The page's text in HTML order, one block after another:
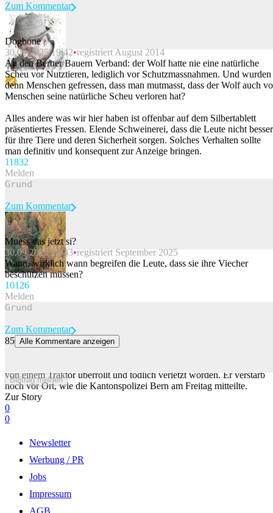
Beitrag melden
Zum Kommentar
Dogbone
30.09.2025 19:42 registriert August 2014
An den Berner Bauern Verband: der Wolf hatte nie eine natürliche
Scheu vor Nutztieren, lediglich vor Schutzmassnahmen. Und wurden
denn Menschen gefressen, dass man mutmasst, dass der Wolf auch
Menschen seine natürliche Scheu verloren hat?
Alles andere was wir hier haben ist offenbar auf dem Silbertablett
präsentiertes Fressen. Elende Schweinerei, dass die Leute nicht besser
für ihre Tiere und deren Sicherheit sorgen. Solches Verhalten sollte
man definitiv und konsequent zur Anzeige bringen.
11832
Melden
Beitrag melden
Zum Kommentar
Muess das jetzt si?
30.09.2025 19:43 registriert September 2025
Wann, wirklich wann begreifen die Leute, dass sie ihre Viecher
beschützen müssen?
101 26
Melden
Beitrag melden
Zum Kommentar
85 Alle Kommentare anzeigen
von einem Traktor überrollt und tödlich verletzt worden. Er verstarb
noch vor Ort, wie die Kantonspolizei Bern am Freitag mitteilte.
Zur Story
0
0
Newsletter
Werbung / PR
Jobs
Impressum